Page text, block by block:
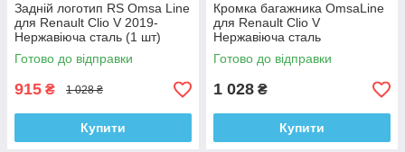
Задній логотип RS Omsa Line
для Renault Clio V 2019-
Нержавіюча сталь (1 шт)
Готово до відправки
915 ₴ 1 028 ₴
Купити
Кромка багажника OmsaLine
для Renault Clio V
Нержавіюча сталь
Готово до відправки
1 028 ₴
Купити